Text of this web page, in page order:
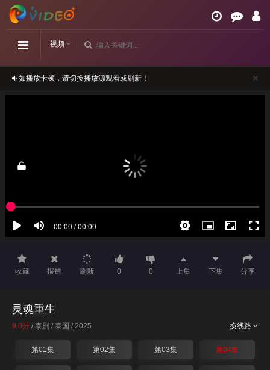
视频
正在播放：灵魂重生-第04集
收藏 报错 刷新 0 0 上集 下集 分享
灵魂重生
换线路
9.0分 / 泰剧 / 泰国 / 2025
第01集 第02集 第03集 第04集